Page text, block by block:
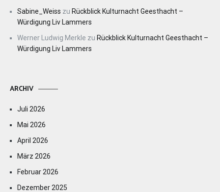
Sabine_Weiss zu Rückblick Kulturnacht Geesthacht –
Würdigung Liv Lammers
Werner Ludwig Merkle zu Rückblick Kulturnacht Geesthacht –
Würdigung Liv Lammers
ARCHIV
Juli 2026
Mai 2026
April 2026
März 2026
Februar 2026
Dezember 2025